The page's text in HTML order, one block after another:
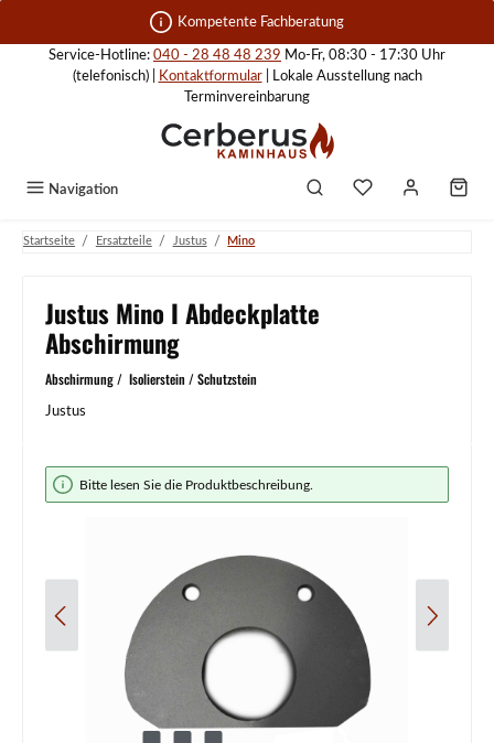
Zum Hauptinhalt springen Kompetente Fachberatung
Service-Hotline: 040 - 28 48 48 239 Mo-Fr, 08:30 - 17:30 Uhr
(telefonisch) |
Kontaktformular| Lokale Ausstellung nach
Terminvereinbarung
Navigation
Startseite / Ersatzteile / Justus / Mino
Justus Mino I Abdeckplatte
Abschirmung
Abschirmung / Isolierstein / Schutzstein
Justus
Bildergalerie überspringen
Bitte lesen Sie die Produktbeschreibung.